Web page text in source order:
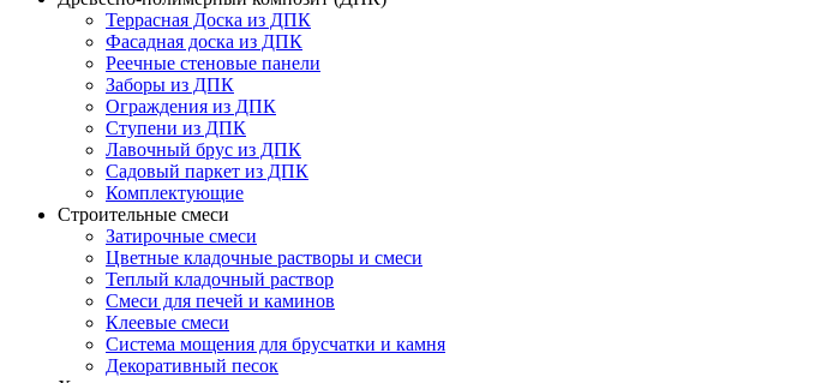
Террасная Доска из ДПК
Фасадная доска из ДПК
Реечные стеновые панели
Заборы из ДПК
Ограждения из ДПК
Ступени из ДПК
Лавочный брус из ДПК
Садовый паркет из ДПК
Комплектующие
Строительные смеси
Затирочные смеси
Цветные кладочные растворы и смеси
Теплый кладочный раствор
Смеси для печей и каминов
Клеевые смеси
Система мощения для брусчатки и камня
Декоративный песок